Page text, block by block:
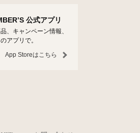
公式アプリ
、キャンペーン情報、
アプリで。
App Storeはこちら